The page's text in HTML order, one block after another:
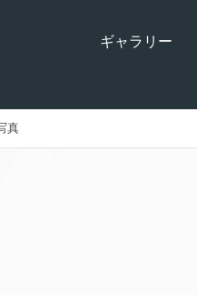
ギャラリー
真